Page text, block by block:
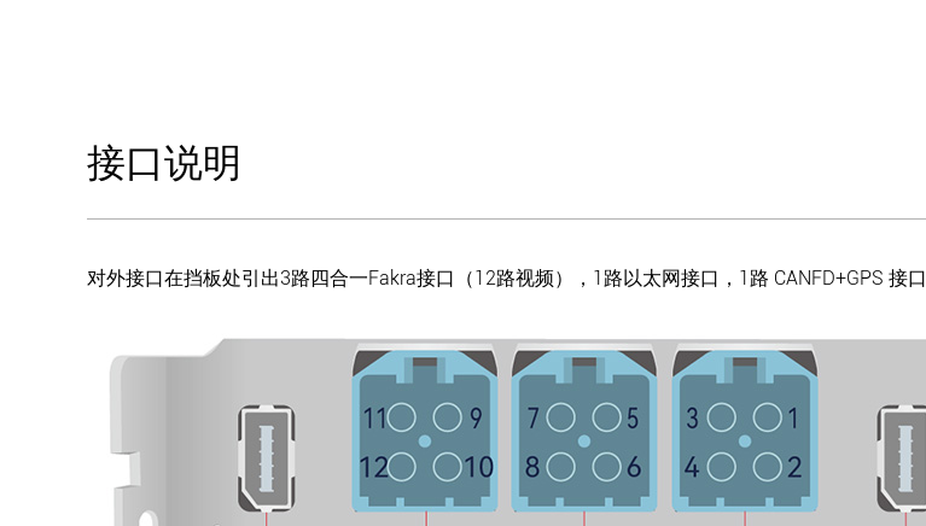
接口说明
对外接口在挡板处引出3路四合一Fakra接口（12路视频），1路以太网接口，1路 CANFD+GPS 接口